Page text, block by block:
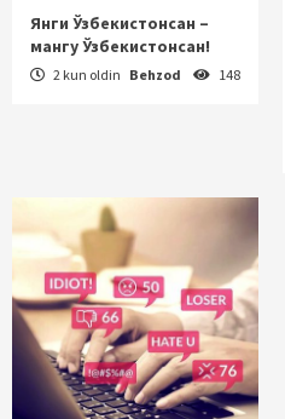
Янги Ўзбекистонсан –
мангу Ўзбекистонсан!
2 kun oldin Behzod 148